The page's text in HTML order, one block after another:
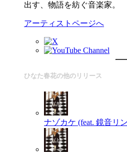
出す、物語を紡ぐ音楽家。
アーティストページへ
ひなた春花の他のリリース
ナゾカケ (feat. 鏡音リ